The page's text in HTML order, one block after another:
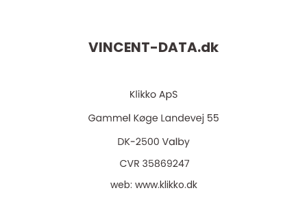
VINCENT-DATA.dk
web: www.klikko.dk